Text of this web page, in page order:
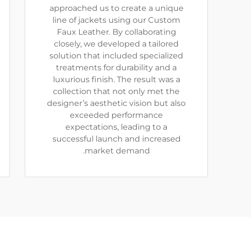
approached us to create a unique
line of jackets using our Custom
Faux Leather. By collaborating
closely, we developed a tailored
solution that included specialized
treatments for durability and a
luxurious finish. The result was a
collection that not only met the
designer’s aesthetic vision but also
exceeded performance
expectations, leading to a
successful launch and increased
market demand.